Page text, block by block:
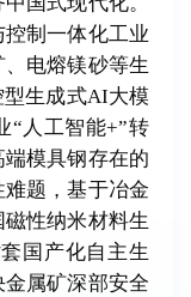
制一体化工业
电熔镁砂等生
生成式AI大模
“人工智能+”转
模具钢存在的
题，基于冶金
性纳米材料生
国产化自主生
属矿深部安全